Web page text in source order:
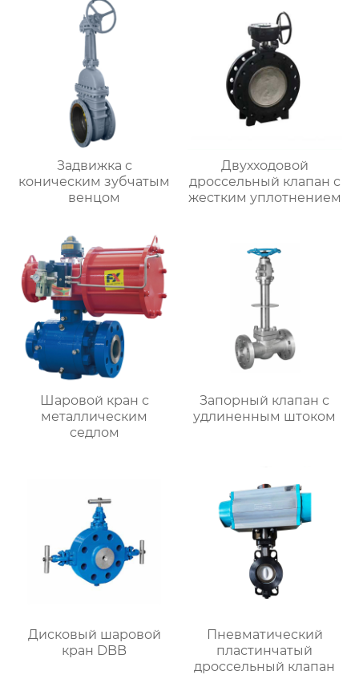
Задвижка с
коническим зубчатым
венцом
Двухходовой
дроссельный клапан с
жестким уплотнением
Шаровой кран с
металлическим
седлом
Запорный клапан с
удлиненным штоком
Дисковый шаровой
кран DBB
Пневматический
пластинчатый
дроссельный клапан